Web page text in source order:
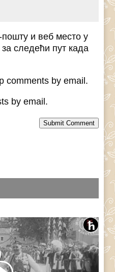
пошту и веб место у
следећи пут када
comments by email.
by email.
Submit Comment